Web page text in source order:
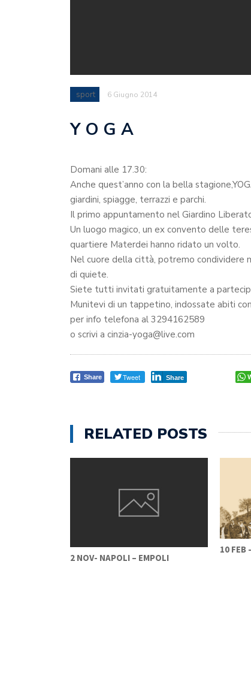
sport 6 Giugno 2014
Y O G A
Domani alle 17.30:
Anche quest’anno con la bella
giardini, spiagge, terrazzi e parchi.
Il primo appuntamento nel Giardino
Un luogo magico, un ex convento delle
quartiere Materdei hanno ridato un volto.
Nel cuore della città, potremo condividere
di quiete.
Siete tutti invitati gratuitamente a
Munitevi di un tappetino, indossate abiti
per info telefona al 3294162589
o scrivi a cinzia-yoga@live.com
Share Tweet Share
RELATED POSTS
2 NOV- NAPOLI – EMPOLI
10 FEB